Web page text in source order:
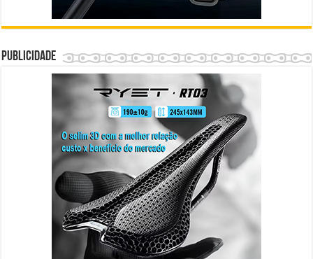
Publicidade